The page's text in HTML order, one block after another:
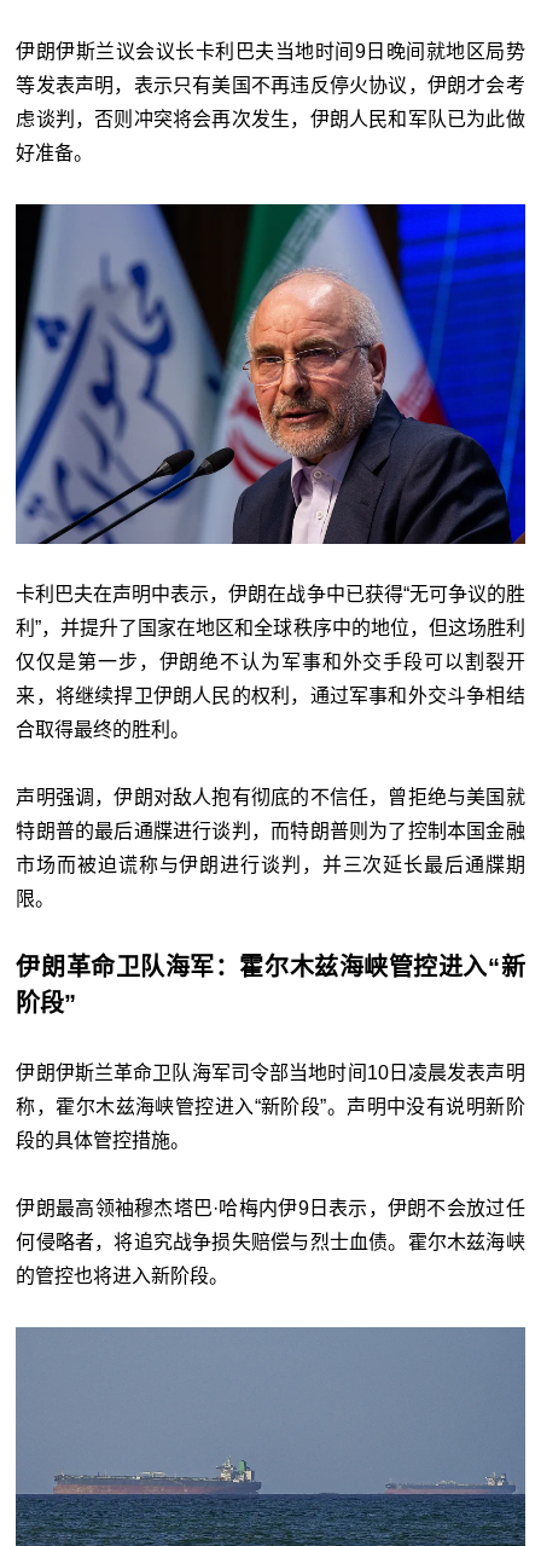
伊朗伊斯兰议会议长卡利巴夫当地时间9日晚间就地区局势
等发表声明，表示只有美国不再违反停火协议，伊朗才会考
虑谈判，否则冲突将会再次发生，伊朗人民和军队已为此做
好准备。
卡利巴夫在声明中表示，伊朗在战争中已获得“无可争议的胜
利”，并提升了国家在地区和全球秩序中的地位，但这场胜利
仅仅是第一步，伊朗绝不认为军事和外交手段可以割裂开
来，将继续捍卫伊朗人民的权利，通过军事和外交斗争相结
合取得最终的胜利。
声明强调，伊朗对敌人抱有彻底的不信任，曾拒绝与美国就
特朗普的最后通牒进行谈判，而特朗普则为了控制本国金融
市场而被迫谎称与伊朗进行谈判，并三次延长最后通牒期
限。
伊朗革命卫队海军：霍尔木兹海峡管控进入“新
阶段”
伊朗伊斯兰革命卫队海军司令部当地时间10日凌晨发表声明
称，霍尔木兹海峡管控进入“新阶段”。声明中没有说明新阶
段的具体管控措施。
伊朗最高领袖穆杰塔巴·哈梅内伊9日表示，伊朗不会放过任
何侵略者，将追究战争损失赔偿与烈士血债。霍尔木兹海峡
的管控也将进入新阶段。